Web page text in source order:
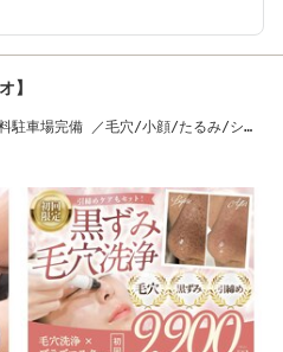
】
駐車場完備 ／毛穴/小顔/たるみ/シ